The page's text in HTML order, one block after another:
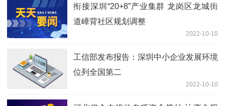
衔接深圳“20+8”产业集群 龙岗区龙城街
道嶂背社区规划调整
2022-10-10
工信部发布报告：深圳中小企业发展环境
位列全国第二
2022-10-10